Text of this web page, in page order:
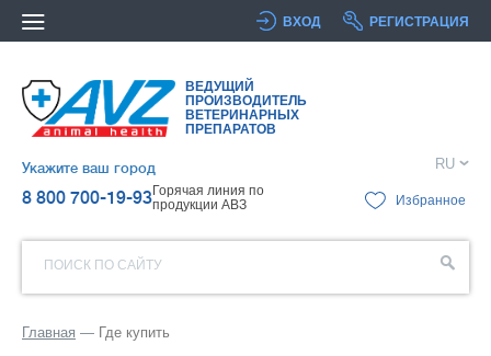
ВХОД РЕГИСТРАЦИЯ
ВЕДУЩИЙ
ПРОИЗВОДИТЕЛЬ
ВЕТЕРИНАРНЫХ
ПРЕПАРАТОВ
Укажите ваш город
8 800 700-19-93Горячая линия по
продукции АВЗ
RU
Избранное
ПОИСК ПО САЙТУ
Главная Где купить